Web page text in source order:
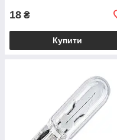
18 ₴
Купити